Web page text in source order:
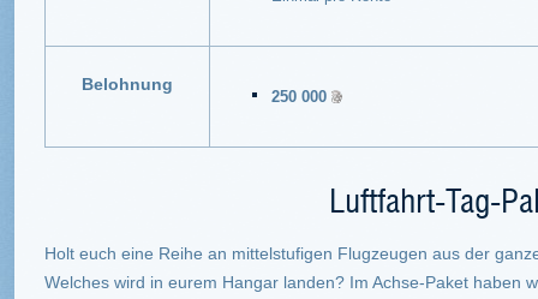
Belohnung
250 000
Luftfahrt-Tag-
Holt euch eine Reihe an mittelstufigen Flugzeugen aus der
Welches wird in eurem Hangar landen? Im Achse-Paket haben